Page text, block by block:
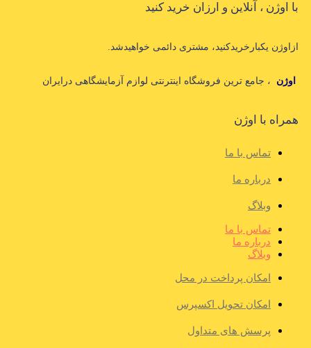
با اوژن ، آنلاین و ارزان خرید کنید
ازاوژن یکبارخریدکنید، مشتری دائمی خواهیدشد.
اوژن ، جامع ترین فروشگاه اینترنتی لوازم آزمایشگاهی درایران
همراه با اوژن
تماس با ما
درباره ما
وبلاگ
تماس با ما
درباره ما
وبلاگ
امکان پرداخت در محل
امکان تحویل اکسپرس
پرسش های متداول